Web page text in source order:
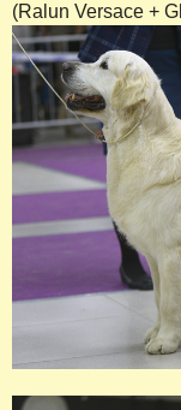
(Ralun Versace +